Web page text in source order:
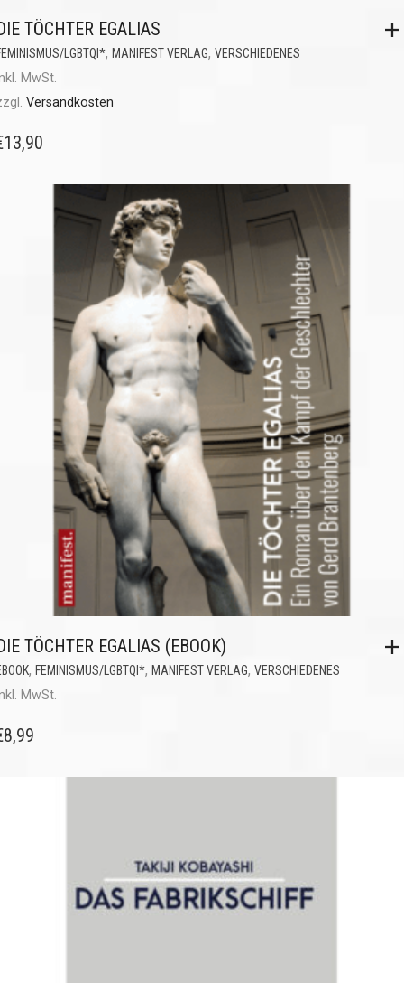
TÖCHTER EGALIAS
LGBTQI*, MANIFEST VERLAG, VERSCHIEDENES
MwSt.
Versandkosten
13,90
TÖCHTER EGALIAS (EBOOK)
, FEMINISMUS/LGBTQI*, MANIFEST VERLAG, VERSCHIEDENES
MwSt.
8,99